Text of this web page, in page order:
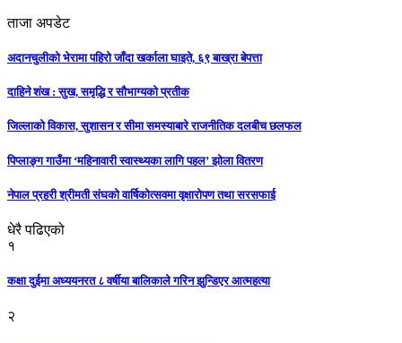
ताजा अपडेट
अदानचुलीको भेरामा पहिरो जाँदा खर्काला घाइते, ६९ बाख्रा बेपत्ता
दाहिने शंख : सुख, समृद्धि र सौभाग्यको प्रतीक
जिल्लाको विकास, सुशासन र सीमा समस्याबारे राजनीतिक दलबीच छलफल
पिप्लाङ्ग गाउँमा ‘महिनावारी स्वास्थ्यका लागि पहल’ झोला वितरण
नेपाल प्रहरी श्रीमती संघको वार्षिकोत्सवमा वृक्षारोपण तथा सरसफाई
धेरै पढिएको
१
कक्षा दुईमा अध्ययनरत ८ वर्षीया बालिकाले गरिन झुन्डिएर आत्महत्या
२